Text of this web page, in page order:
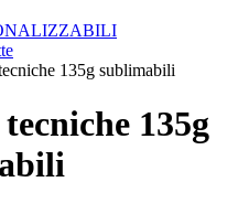
135g sublimabili
135g